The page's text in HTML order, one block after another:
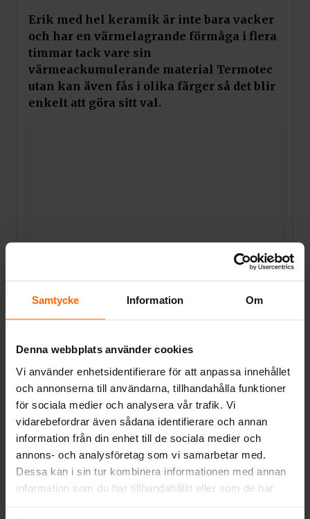
Samtycke Information Om
Denna webbplats använder cookies
Vi använder enhetsidentifierare för att anpassa innehållet
och annonserna till användarna, tillhandahålla funktioner
för sociala medier och analysera vår trafik. Vi
vidarebefordrar även sådana identifierare och annan
information från din enhet till de sociala medier och
annons- och analysföretag som vi samarbetar med.
Dessa kan i sin tur kombinera informationen med annan
information som du har tillhandahållit eller som de har
Pris:1 490kr
PODSTAWA/SZKLANA/ERIK
Erik med hel keramik är inte bara vacker
och har en värmelagrande förmåga i flera
timmar tack vare sin
värmeackumulerande material Termotec
utan kan även fås i olika färger så det blir
enkelt att göra sitt val.
alla rum med ett flertal färgval i lersten som
ytterligare höjer kaminens utseende och ger
Braskaminen Erik är det perfekta valet för
dig som värdesätter effektivitet, estetik och
miljömedvetenhet.
Clean Glass:Kaminen Erik har ett rent
glassystem (Clean glass system) som ger en
klar vy av lågorna och förhindrar sotning på
glas, och den är utrustad med ett avancerat
dubbelt deflektorsystem.